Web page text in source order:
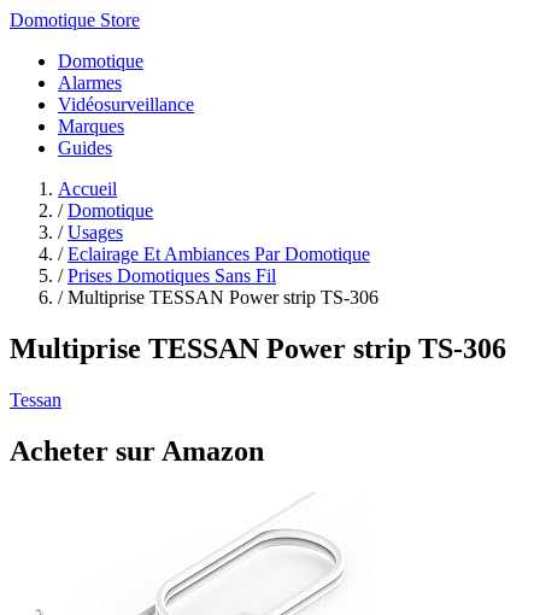
Domotique Store
Domotique
Alarmes
Vidéosurveillance
Marques
Guides
Accueil
/ Domotique
/ Usages
/ Eclairage Et Ambiances Par Domotique
/ Prises Domotiques Sans Fil
/ Multiprise TESSAN Power strip TS-306
Multiprise TESSAN Power strip TS-306
Tessan
Acheter sur Amazon